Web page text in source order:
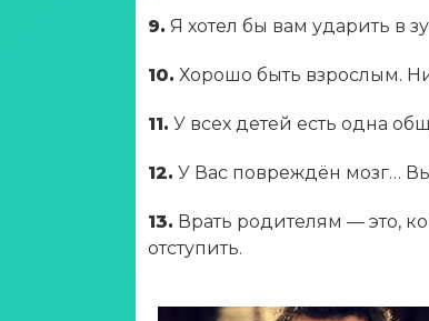
9. Я хотел бы вам ударить в
10. Хорошо быть взрослым.
11. У всех детей есть одна
12. У Вас повреждён мозг…
13. Врать родителям — это,
отступить.